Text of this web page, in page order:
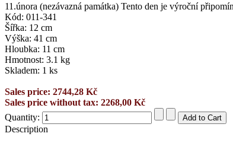
11.února (nezávazná památka) Tento den je výroční
Kód: 011-341
Šířka: 12 cm
Výška: 41 cm
Hloubka: 11 cm
Hmotnost: 3.1 kg
Skladem: 1 ks
Sales price: 2744,28 Kč
Sales price without tax: 2268,00 Kč
Quantity:
Description